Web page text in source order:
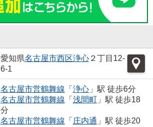
愛知県名古屋市西区浄心２丁目12-
6-1
名古屋市営鶴舞線 「 浄心」駅 徒歩6分
名古屋市営鶴舞線 「 浅間町」駅 徒歩18
分
名古屋市営鶴舞線 「 庄内通 」駅 徒歩20